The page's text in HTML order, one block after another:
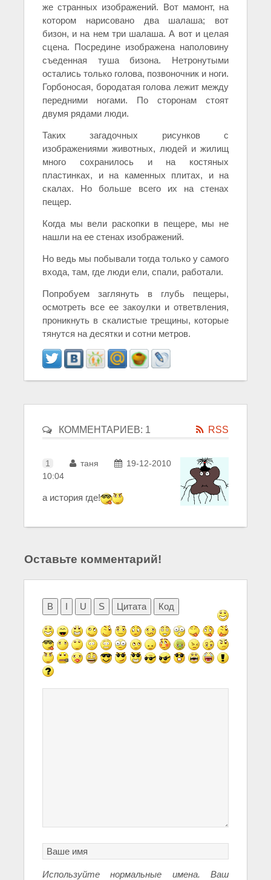
же странных изображений. Вот мамонт, на
котором нарисовано два шалаша; вот
бизон, и на нем три шалаша. А вот и целая
сцена. Посредине изображена наполовину
съеденная туша бизона. Нетронутыми
остались только голова, позвоночник и ноги.
Горбоносая, бородатая голова лежит между
передними ногами. По сторонам стоят
двумя рядами люди.
Таких загадочных рисунков с
изображениями животных, людей и жилищ
много сохранилось и на костяных
пластинках, и на каменных плитах, и на
скалах. Но больше всего их на стенах
пещер.
Когда мы вели раскопки в пещере, мы не
нашли на ее стенах изображений.
Но ведь мы побывали тогда только у самого
входа, там, где люди ели, спали, работали.
Попробуем заглянуть в глубь пещеры,
осмотреть все ее закоулки и ответвления,
проникнуть в скалистые трещины, которые
тянутся на десятки и сотни метров.
КОММЕНТАРИЕВ: 1 RSS
1 таня
19-12-2010
10:04
а история где!
Оставьте комментарий!
B I U S Цитата Код
Используйте нормальные имена. Ваш